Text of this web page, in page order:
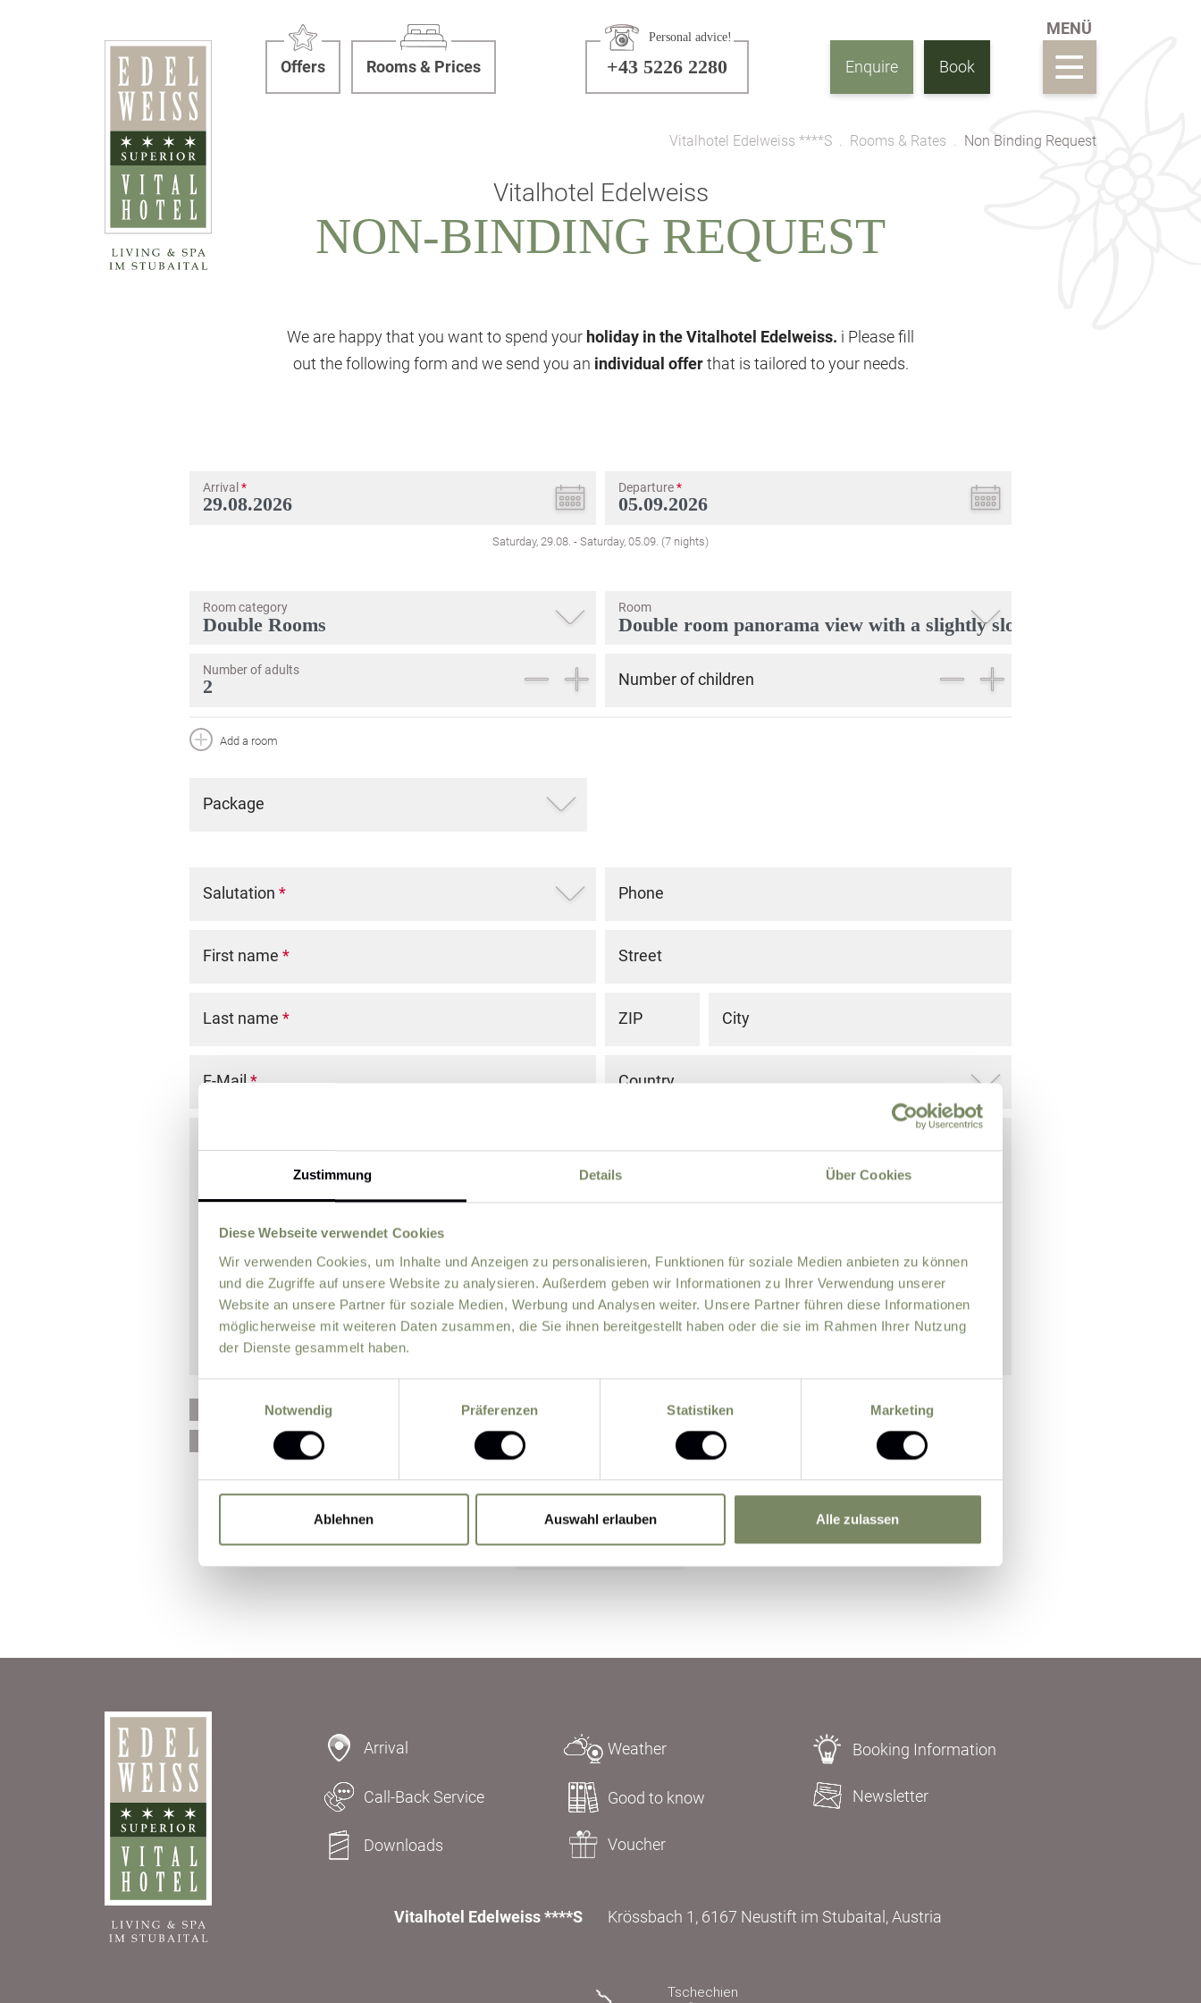
Zustimmung Details Über Cookies
Diese Webseite verwendet Cookies
Wir verwenden Cookies, um Inhalte und Anzeigen zu personalisieren, Funktionen für soziale Medien anbieten zu können
und die Zugriffe auf unsere Website zu analysieren. Außerdem geben wir Informationen zu Ihrer Verwendung unserer
Website an unsere Partner für soziale Medien, Werbung und Analysen weiter. Unsere Partner führen diese Informationen
möglicherweise mit weiteren Daten zusammen, die Sie ihnen bereitgestellt haben oder die sie im Rahmen Ihrer Nutzung
der Dienste gesammelt haben.
Notwendig
Präferenzen Statistiken Marketing
Ablehnen Auswahl erlauben Alle zulassen
Offers Rooms & Prices
Personal advice!
+43 5226 2280 Enquire Book
Vitalhotel Edelweiss ****S Rooms & Rates Non Binding Request
Vitalhotel Edelweiss
NON-BINDING REQUEST
We are happy that you want to spend your holiday in the Vitalhotel Edelweiss. i Please fill
out the following form and we send you an individual offerthat is tailored to your needs.
Arrival * Departure*
Saturday, 29.08. - Saturday, 05.09. (7 nights)
Room category Room
Number of adults Number of children
Add a room
Package
Salutation *
First name *
Last name *
E-Mail*
Phone
Street
ZIP City
Country
Please send me news and information about offers by e-mail.
I agree that the personal data entered by me may be processed by the data protection officer for the purpose of
processing my enquiry on the basis of the consent given by me by sending the form.
Further information
Submit Inquiry
Arrival Weather Booking Information
Call-Back Service Good to know Newsletter
Downloads Voucher
Vitalhotel Edelweiss ****S Krössbach 1, 6167 Neustift im Stubaital, Austria